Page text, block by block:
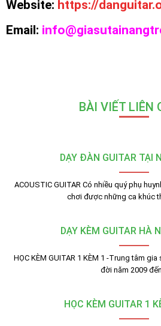
Website: https://
Email:
BÀI VIẾT LIÊN
DẠY ĐÀN GUITAR TẠI
ACOUSTIC GUITAR Có nhiều quý phụ
chơi được những ca khúc
DẠY KÈM GUITAR HÀ
HỌC KÈM GUITAR 1 KÈM 1 -Trung tâm
đời năm 2009
HỌC KÈM GUITAR 1